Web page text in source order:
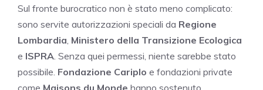
Sul fronte burocratico non è stato meno complicato:
sono servite autorizzazioni speciali da Regione
Lombardia Ministero della Transizione Ecologica
e ISPRA . Senza quei permessi, niente sarebbe stato
possibile. Fondazione Cariplo e fondazioni private
come Maisons du Monde hanno sostenuto